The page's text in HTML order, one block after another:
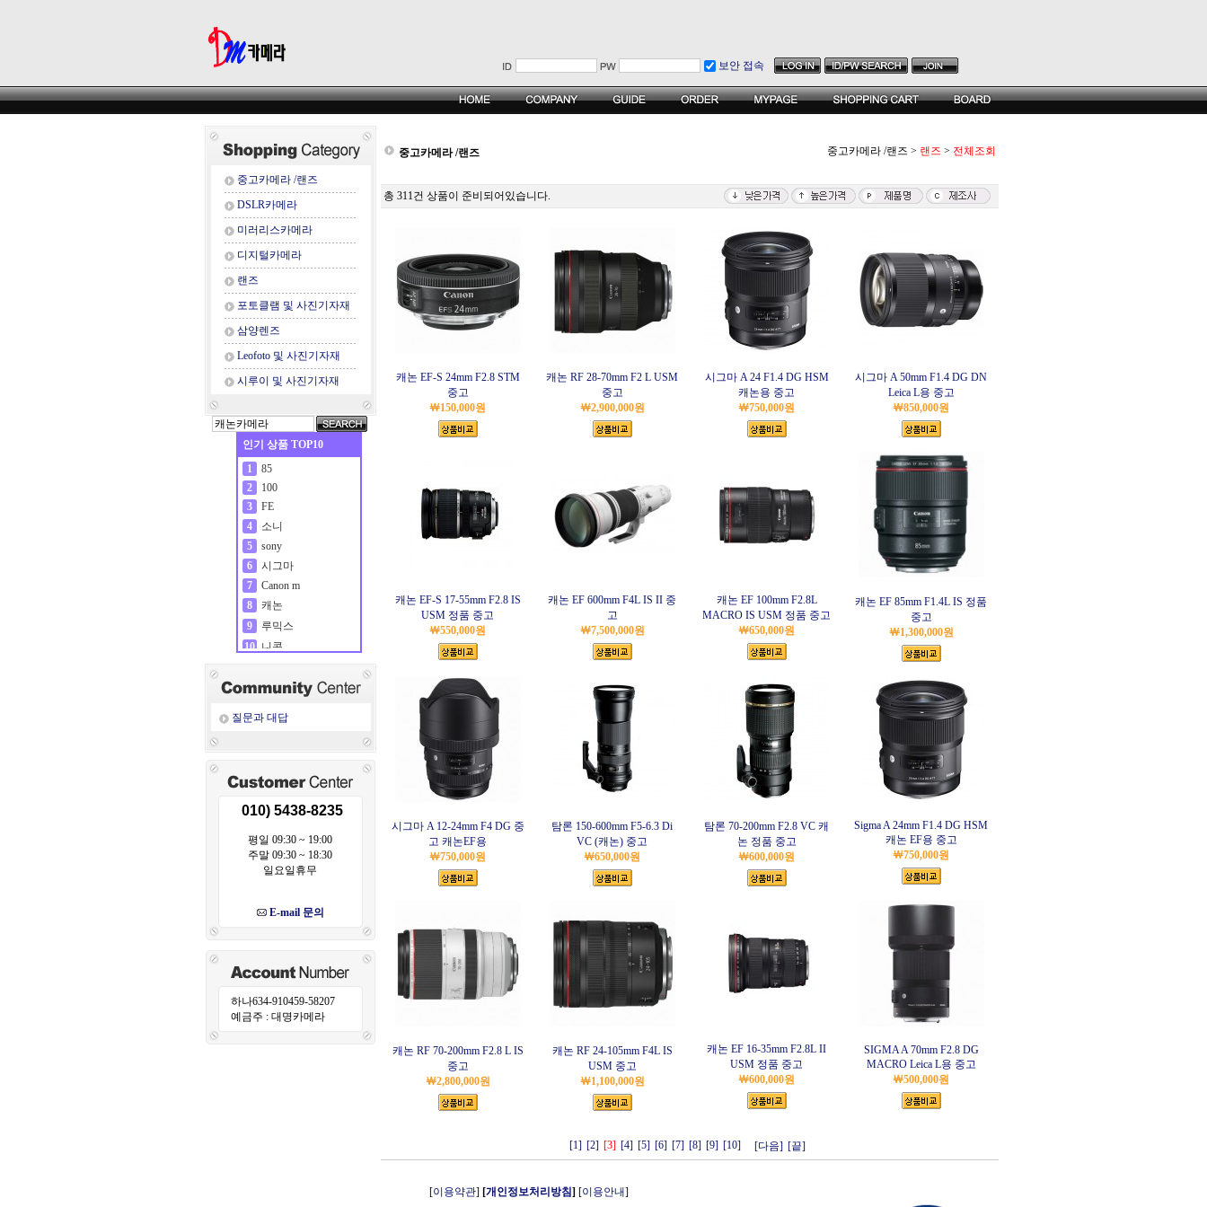
보안 접속
중고카메라 /랜즈
DSLR카메라
미러리스카메라
디지털카메라
랜즈
포토클램 및 사진기자재
삼양렌즈
Leofoto 및 사진기자재
시루이 및 사진기자재
인기 상품 TOP10
1
85
2
100
3
FE
4
소니
5
sony
6
시그마
7
Canon m
8
캐논
9
루믹스
10 니콘
질문과 대답
010) 5438-8235
평일 09:30 ~ 19:00
주말 09:30 ~ 18:30
일요일휴무
E-mail 문의
하나634-910459-58207
예금주 : 대명카메라
중고카메라 /랜즈 중고카메라 /랜즈 > 랜즈 > 전체조회
총 311건 상품이 준비되어있습니다.
캐논 EF-S 24mm F2.8 STM
중고
￦150,000원
캐논 RF 28-70mm F2 L USM
중고
￦2,900,000원
시그마 A 24 F1.4 DG HSM
캐논용 중고
￦750,000원
시그마 A 50mm F1.4 DG DN
Leica L용 중고
￦850,000원
캐논 EF-S 17-55mm F2.8 IS
USM 정품 중고
￦550,000원
캐논 EF 600mm F4L IS II 중
고
￦7,500,000원
캐논 EF 100mm F2.8L
MACRO IS USM 정품 중고
￦650,000원
캐논 EF 85mm F1.4L IS 정품
중고
￦1,300,000원
시그마 A 12-24mm F4 DG 중
고 캐논EF용
￦750,000원
탐론 150-600mm F5-6.3 Di
VC (캐논) 중고
￦650,000원
탐론 70-200mm F2.8 VC 캐
논 정품 중고
￦600,000원
Sigma A 24mm F1.4 DG HSM
캐논 EF용 중고
￦750,000원
캐논 RF 70-200mm F2.8 L IS
중고
￦2,800,000원
캐논 RF 24-105mm F4L IS
USM 중고
￦1,100,000원
캐논 EF 16-35mm F2.8L II
USM 정품 중고
￦600,000원
SIGMA A 70mm F2.8 DG
MACRO Leica L용 중고
￦500,000원
[1] [2] [3] [4] [5] [6] [7] [8] [9] [10] [다음] [끝]
[이용약관] [개인정보처리방침] [이용안내]